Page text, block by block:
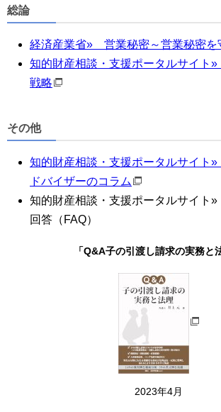
総論
経済産業省» 営業秘密～営業秘密を
知的財産相談・支援ポータルサイト »
戦略
その他
知的財産相談・支援ポータルサイト »
ドバイザーのコラム
知的財産相談・支援ポータルサイト »
回答（ FAQ）
「Q&A子の引渡し請求の実務と
2023年4月